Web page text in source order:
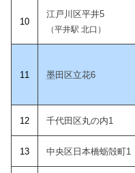
10
江戸川区平井5
（平井駅 北口）
11 墨田区立花6
12 千代田区丸の内1
13 中央区日本橋蛎殻町1